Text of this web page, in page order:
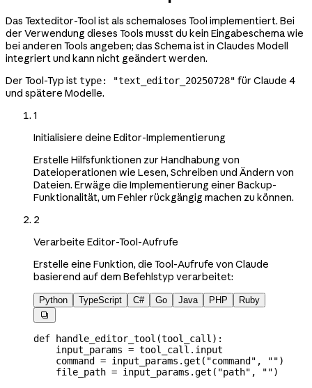
Das Texteditor-Tool ist als schemaloses Tool implementiert. Bei
der Verwendung dieses Tools musst du kein Eingabeschema wie
bei anderen Tools angeben; das Schema ist in Claudes Modell
integriert und kann nicht geändert werden.
Der Tool-Typ isttype: "text_editor_20250728" für Claude 4
und spätere Modelle.
1
Initialisiere deine Editor-Implementierung
Erstelle Hilfsfunktionen zur Handhabung von
Dateioperationen wie Lesen, Schreiben und Ändern von
Dateien. Erwäge die Implementierung einer Backup-
Funktionalität, um Fehler rückgängig machen zu können.
2
Verarbeite Editor-Tool-Aufrufe
Erstelle eine Funktion, die Tool-Aufrufe von Claude
basierend auf dem Befehlstyp verarbeitet:
Python TypeScript C# Go Java PHP Ruby

def handle_editor_tool (tool_call):
    input_params
= tool_call.input
    command
= input_params.get( "command" , "")
    file_path
= input_params.get( "path" , "")